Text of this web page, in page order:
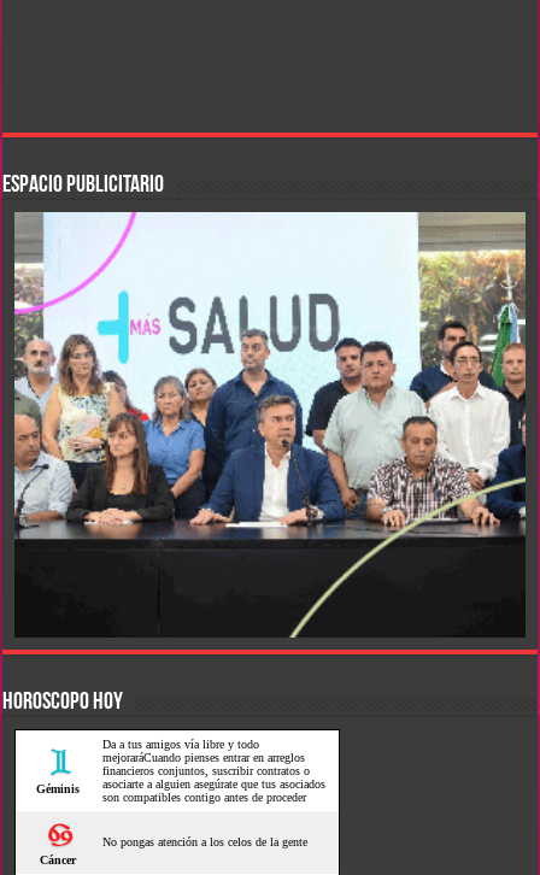
ESPACIO PUBLICITARIO
HOROSCOPO HOY